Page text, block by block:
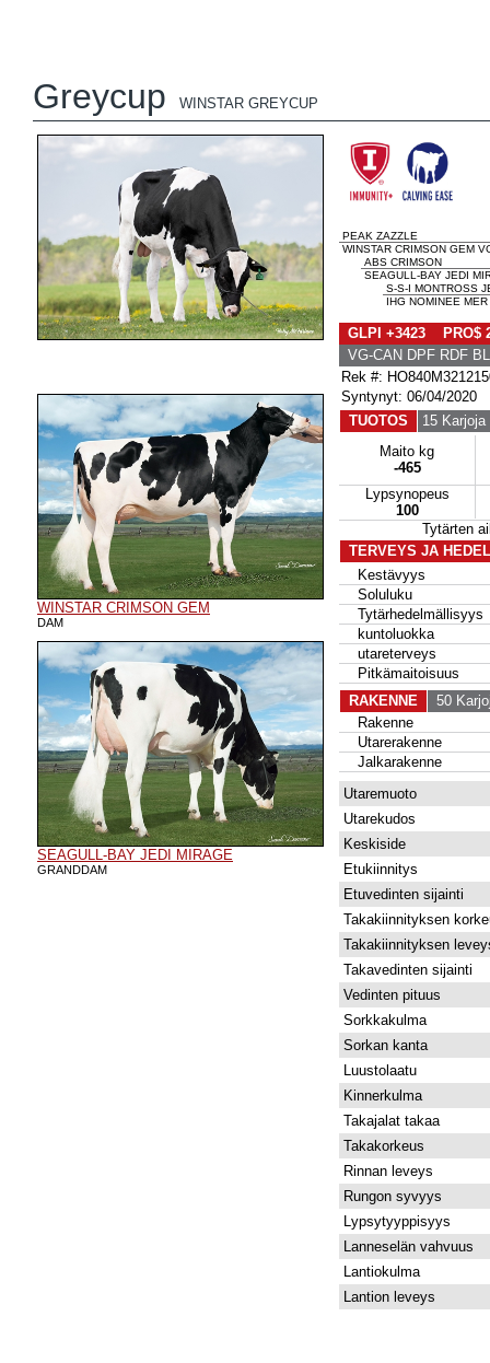
Greycup WINSTAR GREYCUP
WINSTAR CRIMSON GEM
DAM
SEAGULL-BAY JEDI MIRAGE
GRANDDAM
PEAK ZAZZLE
WINSTAR CRIMSON GEM
ABS CRIMSON
SEAGULL-BAY JEDI
S-S-I MONTROSS
IHG NOMINEE
GLPI +3423 PRO$
VG-CAN DPF RDF
Rek #:
Syntynyt: 06/04/2020
TUOTOS
15 Karjoja
Maito kg
-465
Lypsynopeus
100
Tytärten
TERVEYS JA
Kestävyys
Soluluku
Tytärhedelmällisyys
kuntoluokka
utareterveys
Pitkämaitoisuus
RAKENNE
50
Rakenne
Utarerakenne
Jalkarakenne
Utaremuoto
Utarekudos
Keskiside
Etukiinnitys
Etuvedinten sijainti
Takakiinnityksen
Takakiinnityksen
Takavedinten sijainti
Vedinten pituus
Sorkkakulma
Sorkan kanta
Luustolaatu
Kinnerkulma
Takajalat takaa
Takakorkeus
Rinnan leveys
Rungon syvyys
Lypsytyyppisyys
Lanneselän vahvuus
Lantiokulma
Lantion leveys